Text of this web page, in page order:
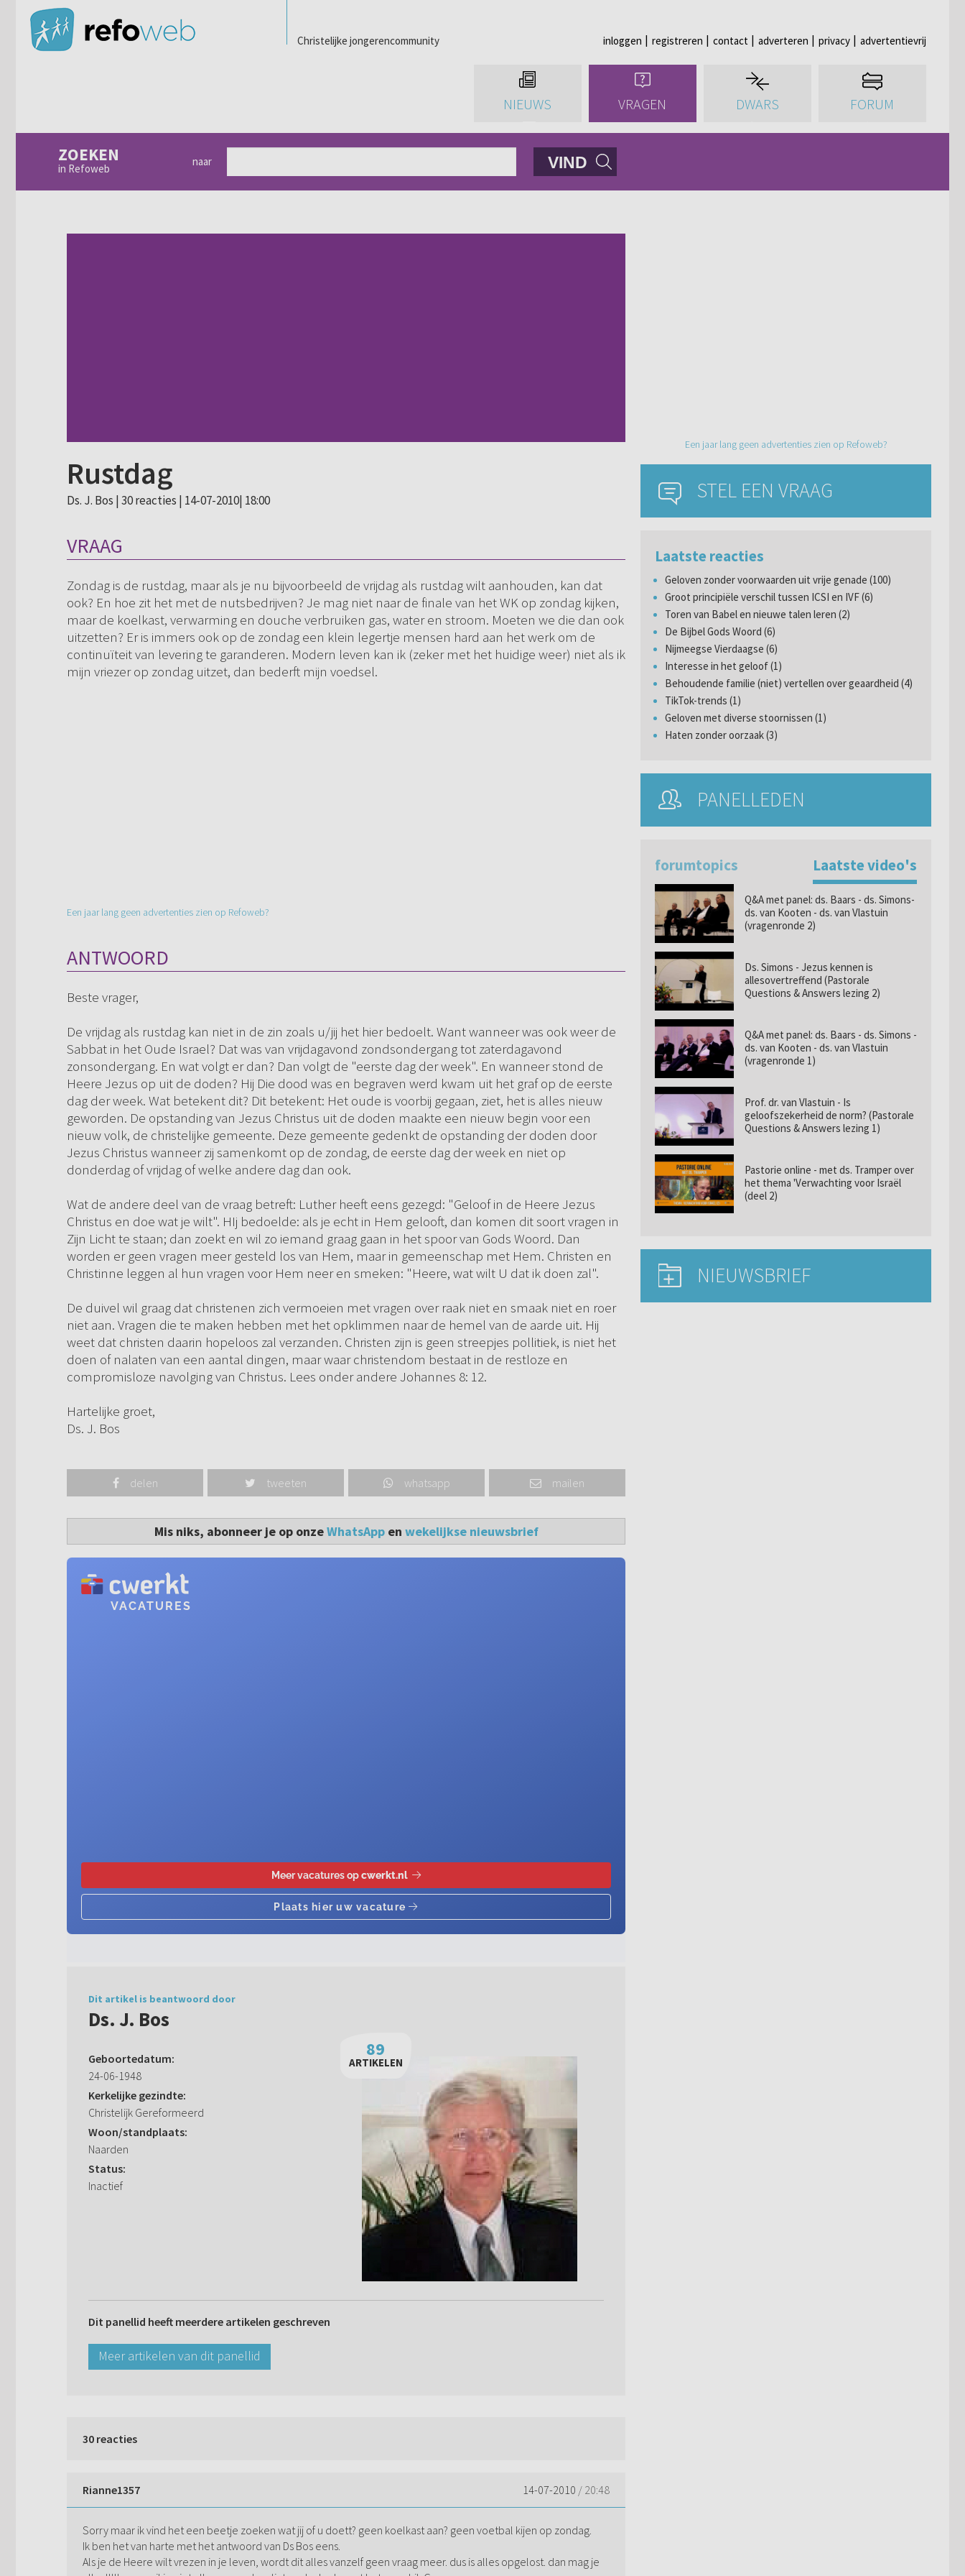
Christelijke jongerencommunity inloggen registreren contact adverteren privacy advertentievrij
NIEUWS VRAGEN DWARS FORUM
ZOEKEN
in Refoweb
naar VIND
Rustdag
Ds. J. Bos | 30 reacties | 14-07-2010| 18:00
VRAAG
Zondag is de rustdag, maar als je nu bijvoorbeeld de vrijdag als rustdag wilt aanhouden, kan dat
ook? En hoe zit het met de nutsbedrijven? Je mag niet naar de finale van het WK op zondag kijken,
maar de koelkast, verwarming en douche verbruiken gas, water en stroom. Moeten we die dan ook
uitzetten? Er is immers ook op de zondag een klein legertje mensen hard aan het werk om de
continuïteit van levering te garanderen. Modern leven kan ik (zeker met het huidige weer) niet als ik
mijn vriezer op zondag uitzet, dan bederft mijn voedsel.
Een jaar lang geen advertenties zien op Refoweb?
ANTWOORD
Beste vrager,
De vrijdag als rustdag kan niet in de zin zoals u/jij het hier bedoelt. Want wanneer was ook weer de
Sabbat in het Oude Israel? Dat was van vrijdagavond zondsondergang tot zaterdagavond
zonsondergang. En wat volgt er dan? Dan volgt de "eerste dag der week". En wanneer stond de
Heere Jezus op uit de doden? Hij Die dood was en begraven werd kwam uit het graf op de eerste
dag der week. Wat betekent dit? Dit betekent: Het oude is voorbij gegaan, ziet, het is alles nieuw
geworden. De opstanding van Jezus Christus uit de doden maakte een nieuw begin voor een
nieuw volk, de christelijke gemeente. Deze gemeente gedenkt de opstanding der doden door
Jezus Christus wanneer zij samenkomt op de zondag, de eerste dag der week en niet op
donderdag of vrijdag of welke andere dag dan ook.
Wat de andere deel van de vraag betreft: Luther heeft eens gezegd: "Geloof in de Heere Jezus
Christus en doe wat je wilt". HIj bedoelde: als je echt in Hem gelooft, dan komen dit soort vragen in
Zijn Licht te staan; dan zoekt en wil zo iemand graag gaan in het spoor van Gods Woord. Dan
worden er geen vragen meer gesteld los van Hem, maar in gemeenschap met Hem. Christen en
Christinne leggen al hun vragen voor Hem neer en smeken: "Heere, wat wilt U dat ik doen zal".
De duivel wil graag dat christenen zich vermoeien met vragen over raak niet en smaak niet en roer
niet aan. Vragen die te maken hebben met het opklimmen naar de hemel van de aarde uit. Hij
weet dat christen daarin hopeloos zal verzanden. Christen zijn is geen streepjes pollitiek, is niet het
doen of nalaten van een aantal dingen, maar waar christendom bestaat in de restloze en
compromisloze navolging van Christus. Lees onder andere Johannes 8: 12.
Hartelijke groet,
Ds. J. Bos
delen tweeten whatsapp mailen
Mis niks, abonneer je op onzeWhatsAppen wekelijkse nieuwsbrief
Dit artikel is beantwoord door
Ds. J. Bos
Geboortedatum:
24-06-1948
Kerkelijke gezindte:
Christelijk Gereformeerd
Woon/standplaats:
Naarden
Status:
Inactief
89
ARTIKELEN
Dit panellid heeft meerdere artikelen geschreven
Meer artikelen van dit panellid
30 reacties
Rianne1357 14-07-2010 / 20:48
Sorry maar ik vind het een beetje zoeken wat jij of u doett? geen koelkast aan? geen voetbal kijen op zondag.
Ik ben het van harte met het antwoord van Ds Bos eens.
Als je de Heere wilt vrezen in je leven, wordt dit alles vanzelf geen vraag meer. dus is alles opgelost. dan mag je
Een jaar lang geen advertenties zien op Refoweb?
STEL EEN VRAAG
Laatste reacties
Geloven zonder voorwaarden uit vrije genade (100)
Groot principiële verschil tussen ICSI en IVF (6)
Toren van Babel en nieuwe talen leren (2)
De Bijbel Gods Woord (6)
Nijmeegse Vierdaagse (6)
Interesse in het geloof (1)
Behoudende familie (niet) vertellen over geaardheid (4)
TikTok-trends (1)
Geloven met diverse stoornissen (1)
Haten zonder oorzaak (3)
PANELLEDEN
forumtopics Laatste video's
Q&A met panel: ds. Baars - ds. Simons-
ds. van Kooten - ds. van Vlastuin
(vragenronde 2)
Ds. Simons - Jezus kennen is
allesovertreffend (Pastorale
Questions & Answers lezing 2)
Q&A met panel: ds. Baars - ds. Simons -
ds. van Kooten - ds. van Vlastuin
(vragenronde 1)
Prof. dr. van Vlastuin - Is
geloofszekerheid de norm? (Pastorale
Questions & Answers lezing 1)
Pastorie online - met ds. Tramper over
het thema 'Verwachting voor Israël
(deel 2)
NIEUWSBRIEF